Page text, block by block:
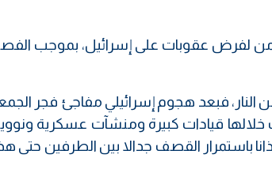
لفرض عقوبات على إسرائيل، بموجب
فبعد هجوم إسرائيلي مفاجئ فجر
قيادات كبيرة ومنشآت عسكرية
باستمرار القصف جدالا بين الطرفين حتى